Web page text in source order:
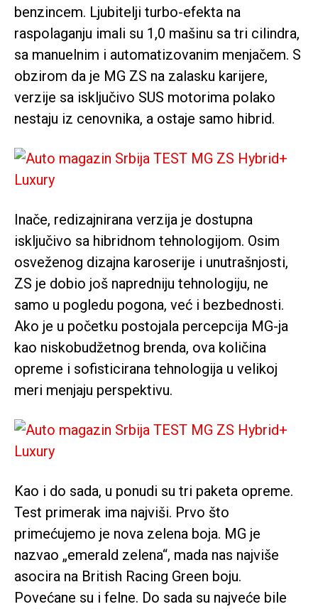
benzincem. Ljubitelji turbo-efekta na
raspolaganju imali su 1,0 mašinu sa tri cilindra,
sa manuelnim i automatizovanim menjačem. S
obzirom da je MG ZS na zalasku karijere,
verzije sa isključivo SUS motorima polako
nestaju iz cenovnika, a ostaje samo hibrid.
Inače, redizajnirana verzija je dostupna
isključivo sa hibridnom tehnologijom. Osim
osveženog dizajna karoserije i unutrašnjosti,
ZS je dobio još napredniju tehnologiju, ne
samo u pogledu pogona, već i bezbednosti.
Ako je u početku postojala percepcija MG-ja
kao niskobudžetnog brenda, ova količina
opreme i sofisticirana tehnologija u velikoj
meri menjaju perspektivu.
Kao i do sada, u ponudi su tri paketa opreme.
Test primerak ima najviši. Prvo što
primećujemo je nova zelena boja. MG je
nazvao „emerald zelena“, mada nas najviše
asocira na British Racing Green boju.
Povećane su i felne. Do sada su najveće bile